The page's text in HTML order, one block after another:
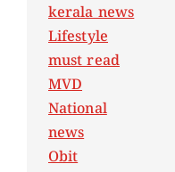
kerala news
Lifestyle
must read
MVD
National
news
Obit